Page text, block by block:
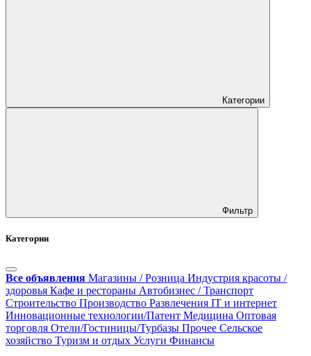
Категории
Фильтр
Категории
Все объявления Магазины / Розница Индустрия красоты /
здоровья Кафе и рестораны Автобизнес / Транспорт
Строительство Производство Развлечения IT и интернет
Инновационные технологии/Патент Медицина Оптовая
торговля Отели/Гостиницы/Турбазы Прочее Сельское
хозяйство Туризм и отдых Услуги Финансы